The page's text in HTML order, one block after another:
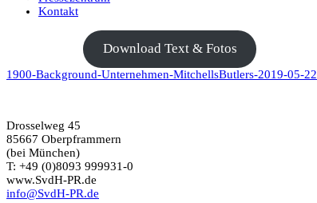
Kontakt
Download Text & Fotos
1900-Background-Unternehmen-MitchellsButlers-2019-05-22
Drosselweg 45
85667 Oberpframmern
(bei München)
T: +49 (0)8093 999931-0
www.SvdH-PR.de
info@SvdH-PR.de